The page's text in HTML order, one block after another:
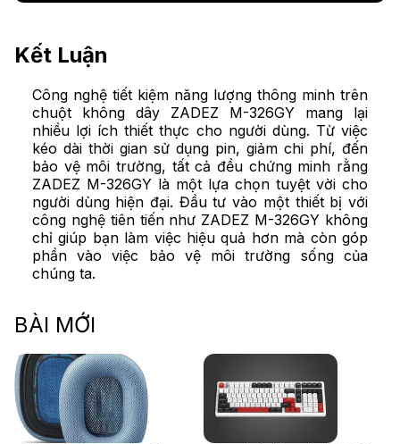
Kết Luận
Công nghệ tiết kiệm năng lượng thông minh trên
chuột không dây ZADEZ M-326GY mang lại
nhiều lợi ích thiết thực cho người dùng. Từ việc
kéo dài thời gian sử dụng pin, giảm chi phí, đến
bảo vệ môi trường, tất cả đều chứng minh rằng
ZADEZ M-326GY là một lựa chọn tuyệt vời cho
người dùng hiện đại. Đầu tư vào một thiết bị với
công nghệ tiên tiến như ZADEZ M-326GY không
chỉ giúp bạn làm việc hiệu quả hơn mà còn góp
phần vào việc bảo vệ môi trường sống của
chúng ta.
BÀI MỚI